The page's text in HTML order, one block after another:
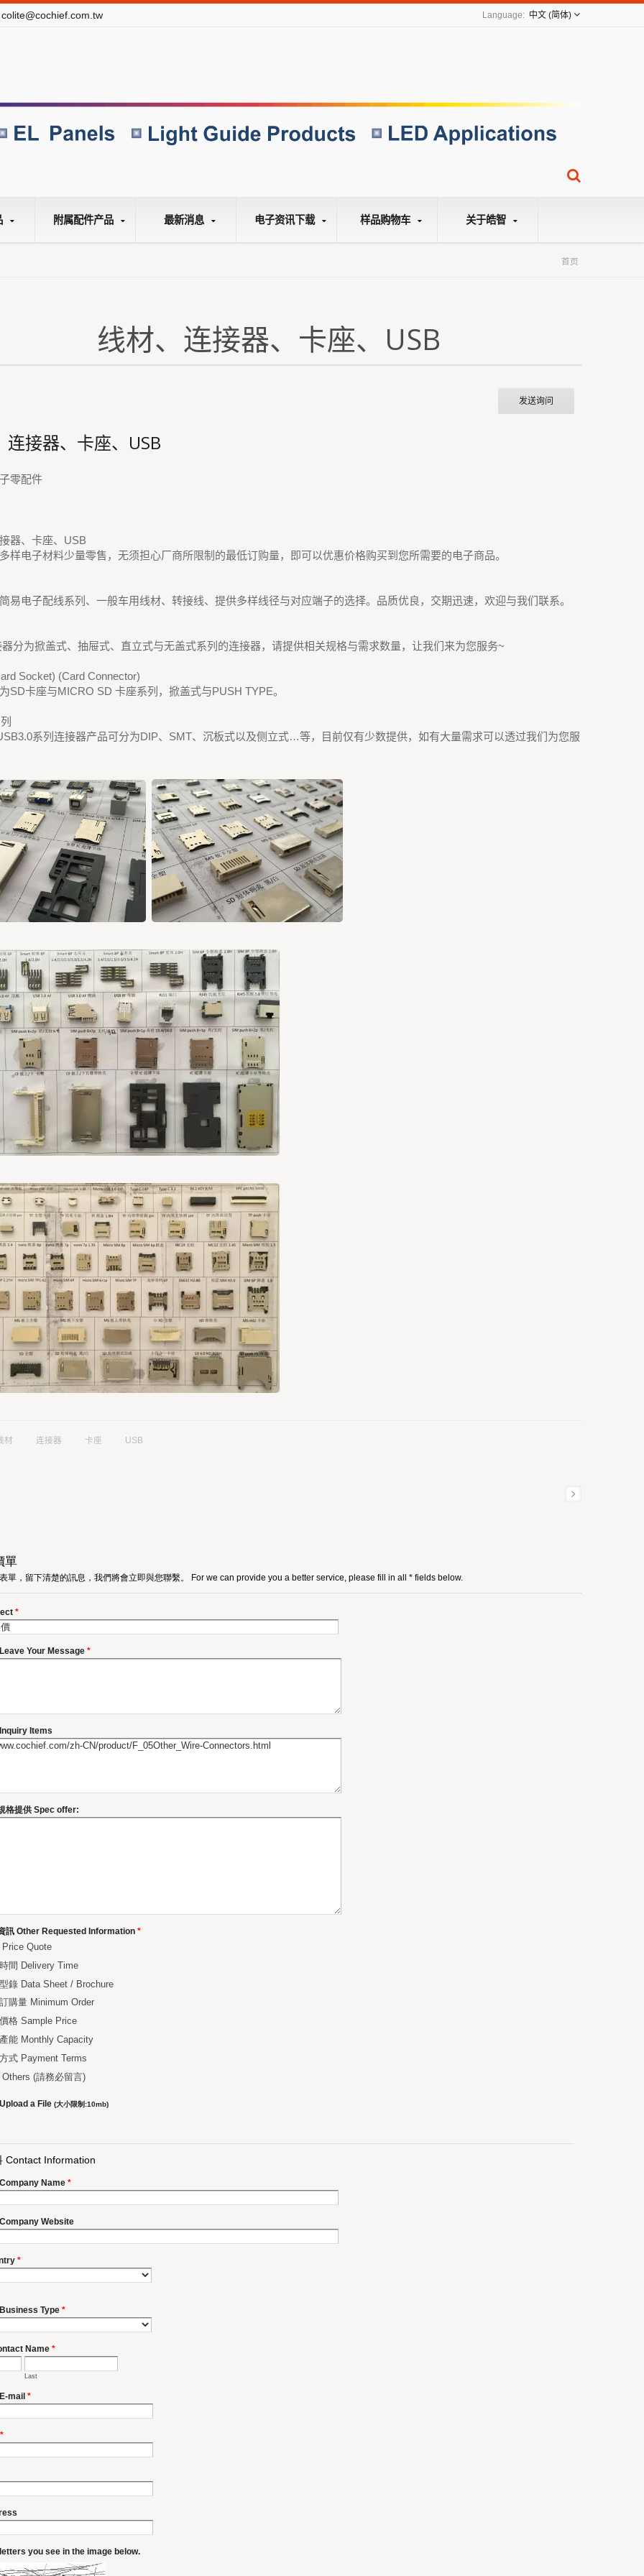
colite@cochief.com.tw 中文 (简体)
附属配件产品 最新消息 电子资讯下载 样品购物车 关于皓智
首页
线材、连接器、卡座、USB
发送询问
连接器、卡座、USB
零配件
器、卡座、USB
样电子材料少量零售，无须担心厂商所限制的最低订购量，即可以优惠价格购买到您所需要的电子商品。
易电子配线系列、一般车用线材、转接线、提供多样线径与对应端子的选择。品质优良，交期迅速，欢迎与我们联系。
分为掀盖式、抽屉式、直立式与无盖式系列的连接器，请提供相关规格与需求数量，让我们来为您服务~
Socket) (Card Connector)
SD卡座与MICRO SD 卡座系列，掀盖式与PUSH TYPE。
系列连接器产品可分为DIP、SMT、沉板式以及侧立式…等，目前仅有少数提供，如有大量需求可以透过我们为您服
材 连接器 卡座 USB